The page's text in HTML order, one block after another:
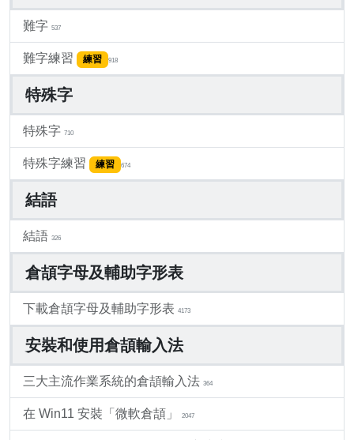
難字 537
難字練習 練習 918
特殊字
特殊字 710
特殊字練習 練習 674
結語
結語 326
倉頡字母及輔助字形表
下載倉頡字母及輔助字形表 4173
安裝和使用倉頡輸入法
三大主流作業系統的倉頡輸入法 364
在 Win11 安裝「微軟倉頡」 2047